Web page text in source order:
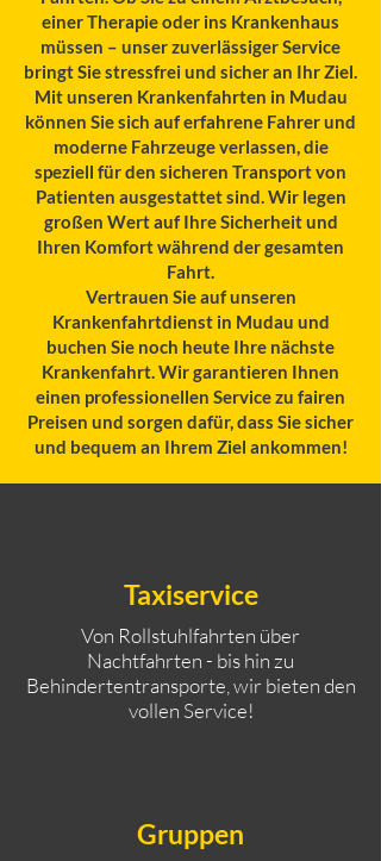
einer Therapie oder ins Krankenhaus
müssen – unser zuverlässiger Service
bringt Sie stressfrei und sicher an Ihr Ziel.
Mit unseren Krankenfahrten in Mudau
können Sie sich auf erfahrene Fahrer und
moderne Fahrzeuge verlassen, die
speziell für den sicheren Transport von
Patienten ausgestattet sind. Wir legen
großen Wert auf Ihre Sicherheit und
Ihren Komfort während der gesamten
Fahrt.
Vertrauen Sie auf unseren
Krankenfahrtdienst in Mudau und
buchen Sie noch heute Ihre nächste
Krankenfahrt. Wir garantieren Ihnen
einen professionellen Service zu fairen
Preisen und sorgen dafür, dass Sie sicher
und bequem an Ihrem Ziel ankommen!
Taxiservice
Von Rollstuhlfahrten über
Nachtfahrten - bis hin zu
Behindertentransporte, wir bieten den
vollen Service!
Gruppen